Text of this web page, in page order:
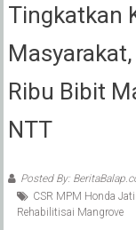
Tingkatkan
Ribu Bibit
NTT
Posted By:
CSR MPM Honda
Rehabilitisai Mangrove